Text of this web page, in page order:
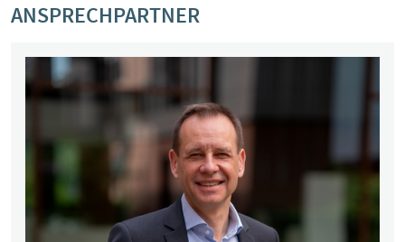
ANSPRECHPARTNER